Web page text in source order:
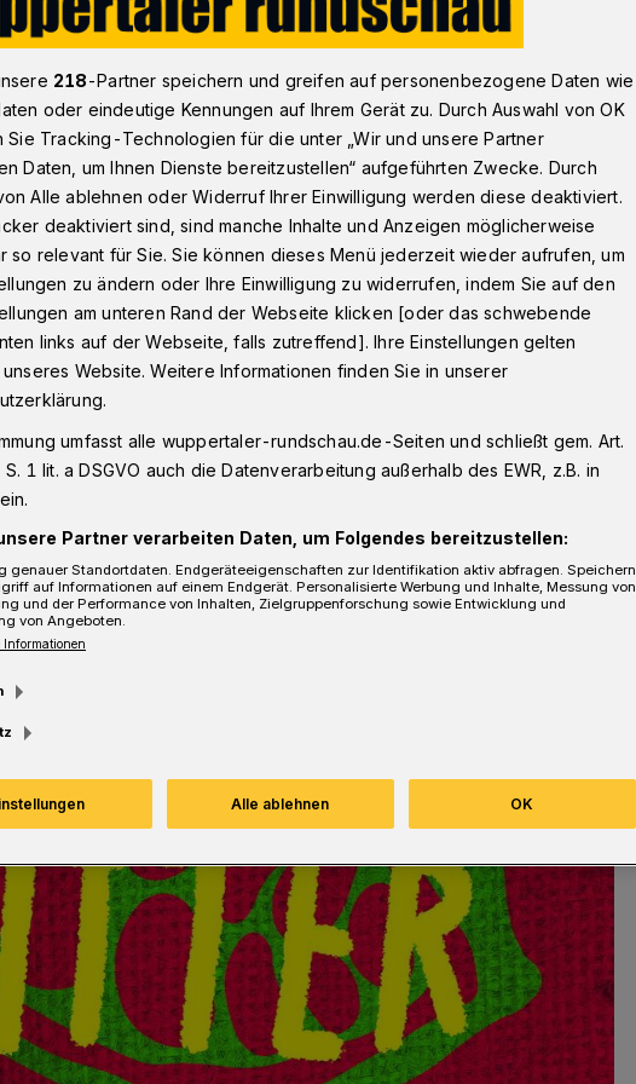
Schattenseiten des Kakao-Anbaus
Die
des Kakao-
Peter-Hammer-Verlag ist ein Roman für
erschienen, der vor dem Hintergrund
Kindersklaverei auf afrikanischen
Bitter Side of Sweet“ von Tara Sullivan.
218-Partner speichern und greifen auf personenbezogene Daten wie
oder eindeutige Kennungen auf Ihrem Gerät zu. Durch Auswahl von OK
Sie Tracking-Technologien für die unter „Wir und unsere Partner
Daten, um Ihnen Dienste bereitzustellen“ aufgeführten Zwecke. Durch
Alle ablehnen oder Widerruf Ihrer Einwilligung werden diese deaktiviert.
deaktiviert sind, sind manche Inhalte und Anzeigen möglicherweise
so relevant für Sie. Sie können dieses Menü jederzeit wieder aufrufen, um
zu ändern oder Ihre Einwilligung zu widerrufen, indem Sie auf den
am unteren Rand der Webseite klicken [oder das schwebende
links auf der Webseite, falls zutreffend]. Ihre Einstellungen gelten
Website. Weitere Informationen finden Sie in unserer
umfasst alle wuppertaler-rundschau.de-Seiten und schließt gem. Art.
1 lit. a DSGVO auch die Datenverarbeitung außerhalb des EWR, z.B. in
Partner verarbeiten Daten, um Folgendes bereitzustellen:
genauer Standortdaten. Endgeräteeigenschaften zur Identifikation aktiv abfragen. Speichern
auf Informationen auf einem Endgerät. Personalisierte Werbung und Inhalte, Messung von
und der Performance von Inhalten, Zielgruppenforschung sowie Entwicklung und
von Angeboten.
Alle ablehnen OK